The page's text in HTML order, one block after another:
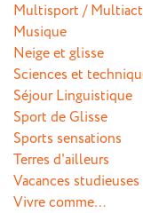
Multisport /
Musique
Neige et glisse
Sciences et
Séjour Linguistique
Sport de Glisse
Sports sensations
Terres d'ailleurs
Vacances studieuses
Vivre comme…